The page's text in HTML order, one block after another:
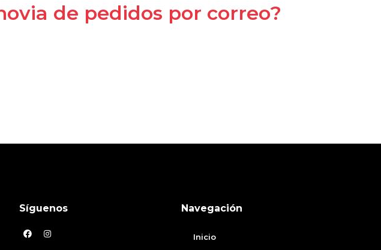
de pedidos por correo?
Síguenos Navegación
Inicio